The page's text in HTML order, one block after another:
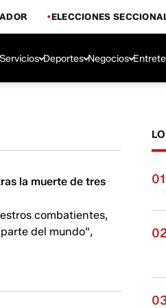
ELECCIONES
Servicios Deportes Negocios
la muerte de tres
combatientes,
del mundo",
01